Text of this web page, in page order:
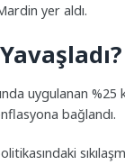
yer aldı.
uygulanan %25
bağlandı.